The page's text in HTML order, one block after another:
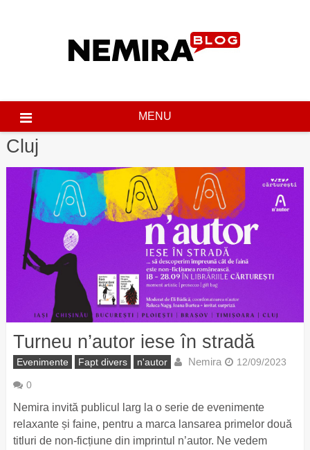
MENU
Cluj
Turneu n’autor iese în stradă
Evenimente Fapt divers n'autor Nemira 12/09/2023
0
Nemira invită publicul larg la o serie de evenimente
relaxante și faine, pentru a marca lansarea primelor două
titluri de non-ficțiune din imprintul n’autor. Ne vedem